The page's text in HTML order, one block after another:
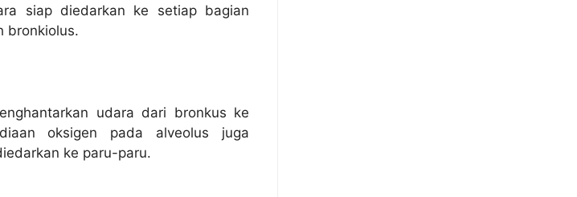
siap diedarkan ke setiap bagian
bronkiolus.
udara dari bronkus ke
oksigen pada alveolus juga
ke paru-paru.